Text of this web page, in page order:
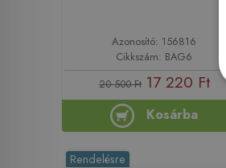
Azonosító: 156816
Cikkszám: BAG6
20 500 Ft 17 220 Ft
Kosárba
Rendelésre